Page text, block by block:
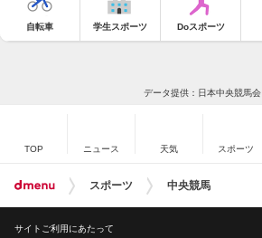
自転車 学生スポーツ Doスポーツ
データ提供：日本中央競馬会
TOP ニュース 天気 スポーツ
スポーツ 中央競馬
サイトご利用にあたって